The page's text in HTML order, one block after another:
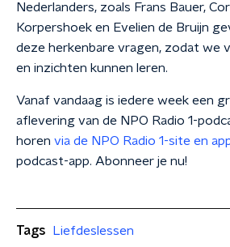
Nederlanders, zoals Frans Bauer,
Korpershoek en Evelien de Bruijn
deze herkenbare vragen, zodat we
en inzichten kunnen leren.
Vanaf vandaag is iedere week een
aflevering van de NPO Radio 1-
horen via de NPO Radio 1-site en
podcast-app. Abonneer je nu!
Tags
Liefdeslessen